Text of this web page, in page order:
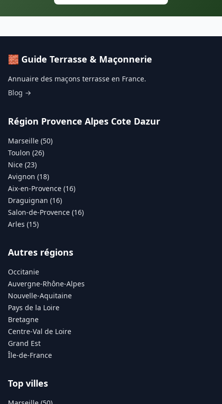
🧱 Guide Terrasse & Maçonnerie
Annuaire des maçons terrasse en France.
Blog →
Région Provence Alpes Cote Dazur
Marseille (50)
Toulon (26)
Nice (23)
Avignon (18)
Aix-en-Provence (16)
Draguignan (16)
Salon-de-Provence (16)
Arles (15)
Autres régions
Occitanie
Auvergne-Rhône-Alpes
Nouvelle-Aquitaine
Pays de la Loire
Bretagne
Centre-Val de Loire
Grand Est
Île-de-France
Top villes